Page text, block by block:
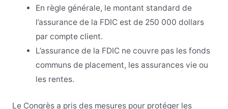
En règle générale, le montant standard de
l’assurance de la FDIC est de 250 000 dollars
par compte client.
L’assurance de la FDIC ne couvre pas les fonds
communs de placement, les assurances vie ou
les rentes.
Le Congrès a pris des mesures pour protéger les